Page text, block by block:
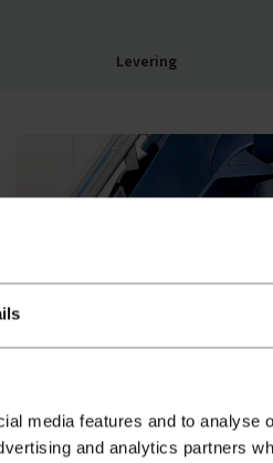
media features and to analyse
and analytics partners
Levering